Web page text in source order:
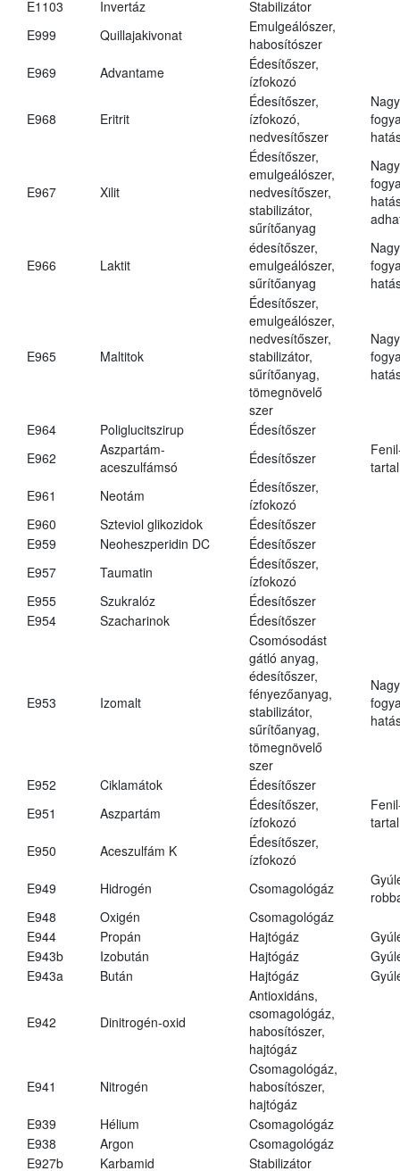
E1103
Invertáz
Stabilizátor
E999
Quillajakivonat
Emulgeálószer,
habosítószer
E969
Advantame
Édesítőszer,
ízfokozó
E968 Eritrit
Édesítőszer,
ízfokozó,
nedvesítőszer
E967 Xilit
Édesítőszer,
emulgeálószer,
nedvesítőszer,
stabilizátor,
sűrítőanyag
E966 Laktit
édesítőszer,
emulgeálószer,
sűrítőanyag
E965 Maltitok
Édesítőszer,
emulgeálószer,
nedvesítőszer,
stabilizátor,
sűrítőanyag,
tömegnövelő
szer
E964 Poliglucitszirup
Édesítőszer
E962
Aszpartám-
aceszulfámsó
Édesítőszer
E961
Neotám
Édesítőszer,
ízfokozó
E960
Szteviol glikozidok
Édesítőszer
E959
Neoheszperidin DC
Édesítőszer
E957
Taumatin
Édesítőszer,
ízfokozó
E955
Szukralóz
Édesítőszer
E954
Szacharinok Édesítőszer
E953 Izomalt
Csomósodást
gátló anyag,
édesítőszer,
fényezőanyag,
stabilizátor,
sűrítőanyag,
tömegnövelő
szer
E952 Ciklamátok
Édesítőszer
E951
Aszpartám
Édesítőszer,
ízfokozó
E950
Aceszulfám K
Édesítőszer,
ízfokozó
E949
Hidrogén Csomagológáz
E948
Oxigén
Csomagológáz
E944
Propán Hajtógáz
E943b
Izobután Hajtógáz
E943a
Bután Hajtógáz
E942 Dinitrogén-oxid
Antioxidáns,
csomagológáz,
habosítószer,
hajtógáz
E941 Nitrogén
Csomagológáz,
habosítószer,
hajtógáz
E939
Hélium
Csomagológáz
E938
Argon
Csomagológáz
E927b
Karbamid
Stabilizátor